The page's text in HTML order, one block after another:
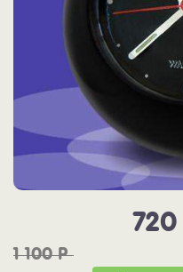
1 100P